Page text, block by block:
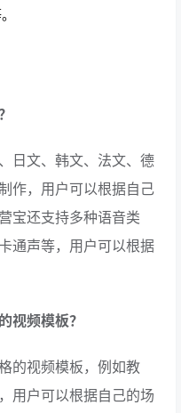
日文、韩文、法文、德
作，用户可以根据自己
宝还支持多种语音类
通声等，用户可以根据
视频模板？
的视频模板，例如教
用户可以根据自己的场